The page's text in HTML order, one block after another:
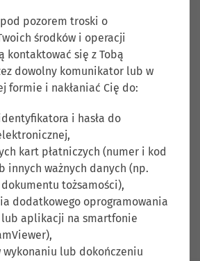
100 %
%
pozorem troski o
środków i operacji
kontaktować się z Tobą
dowolny komunikator lub w
formie i nakłaniać Cię do:
i hasła do
kart płatniczych (numer i kod
innych ważnych danych (np.
dokumentu tożsamości),
dodatkowego oprogramowania
aplikacji na smartfonie
wykonaniu lub dokończeniu